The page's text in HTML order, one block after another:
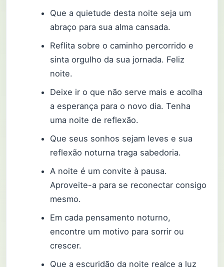
Que a quietude desta noite seja um
abraço para sua alma cansada.
Reflita sobre o caminho percorrido e
sinta orgulho da sua jornada. Feliz
noite.
Deixe ir o que não serve mais e acolha
a esperança para o novo dia. Tenha
uma noite de reflexão.
Que seus sonhos sejam leves e sua
reflexão noturna traga sabedoria.
A noite é um convite à pausa.
Aproveite-a para se reconectar consigo
mesmo.
Em cada pensamento noturno,
encontre um motivo para sorrir ou
crescer.
Que a escuridão da noite realce a luz